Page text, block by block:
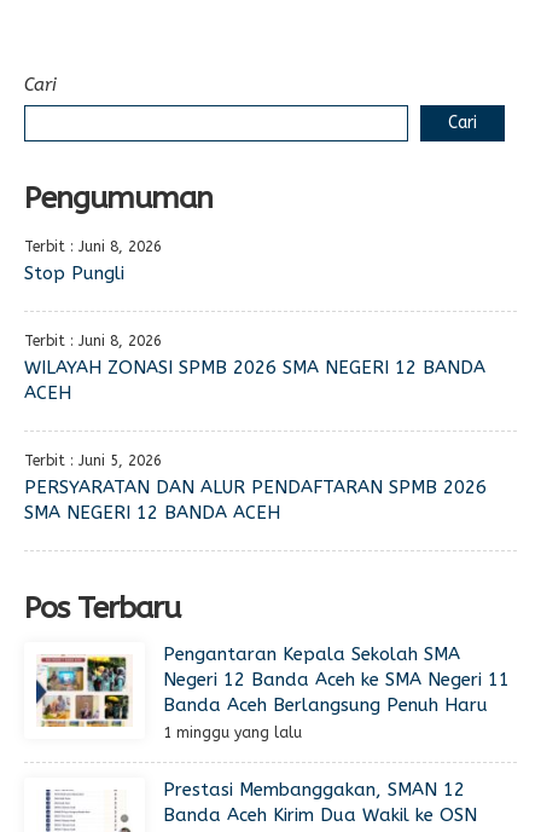
Cari
Cari
Pengumuman
Terbit : Juni 8, 2026
Stop Pungli
Terbit : Juni 8, 2026
WILAYAH ZONASI SPMB 2026 SMA NEGERI 12 BANDA
ACEH
Terbit : Juni 5, 2026
PERSYARATAN DAN ALUR PENDAFTARAN SPMB 2026
SMA NEGERI 12 BANDA ACEH
Pos Terbaru
Pengantaran Kepala Sekolah SMA
Negeri 12 Banda Aceh ke SMA Negeri 11
Banda Aceh Berlangsung Penuh Haru
1 minggu yang lalu
Prestasi Membanggakan, SMAN 12
Banda Aceh Kirim Dua Wakil ke OSN